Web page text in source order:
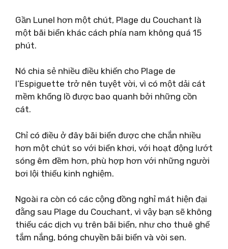
Gần Lunel hơn một chút, Plage du Couchant là
một bãi biển khác cách phía nam không quá 15
phút.
Nó chia sẻ nhiều điều khiến cho Plage de
l’Espiguette trở nên tuyệt vời, vì có một dải cát
mềm khổng lồ được bao quanh bởi những cồn
cát.
Chỉ có điều ở đây bãi biển được che chắn nhiều
hơn một chút so với biển khơi, với hoạt động lướt
sóng êm đềm hơn, phù hợp hơn với những người
bơi lội thiếu kinh nghiệm.
Ngoài ra còn có các cộng đồng nghỉ mát hiện đại
đằng sau Plage du Couchant, vì vậy bạn sẽ không
thiếu các dịch vụ trên bãi biển, như cho thuê ghế
tắm nắng, bóng chuyền bãi biển và vòi sen.